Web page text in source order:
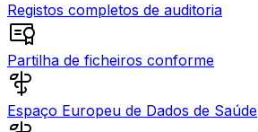
Registos completos de auditoria
Partilha de ficheiros conforme
Espaço Europeu de Dados de Saúde